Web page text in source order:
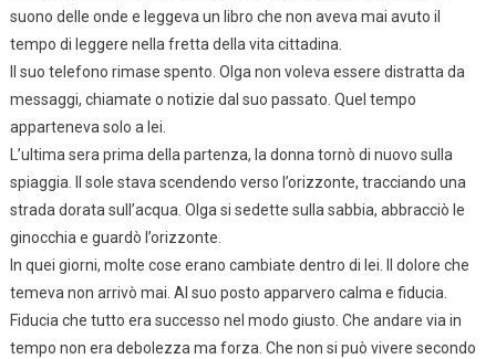
suono delle onde e leggeva un libro che non aveva mai avuto il
tempo di leggere nella fretta della vita cittadina.
Il suo telefono rimase spento. Olga non voleva essere distratta da
messaggi, chiamate o notizie dal suo passato. Quel tempo
apparteneva solo a lei.
L’ultima sera prima della partenza, la donna tornò di nuovo sulla
spiaggia. Il sole stava scendendo verso l’orizzonte, tracciando una
strada dorata sull’acqua. Olga si sedette sulla sabbia, abbracciò le
ginocchia e guardò l’orizzonte.
In quei giorni, molte cose erano cambiate dentro di lei. Il dolore che
temeva non arrivò mai. Al suo posto apparvero calma e fiducia.
Fiducia che tutto era successo nel modo giusto. Che andare via in
tempo non era debolezza ma forza. Che non si può vivere secondo